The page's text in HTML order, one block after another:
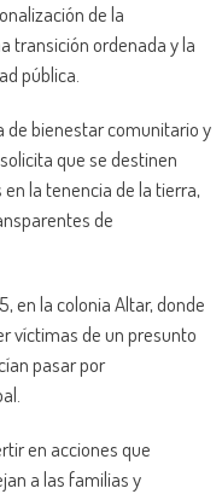
de la
transición ordenada y la
pública.
de bienestar comunitario y
que se destinen
la tenencia de la tierra,
de
en la colonia Altar, donde
víctimas de un presunto
pasar por
en acciones que
a las familias y